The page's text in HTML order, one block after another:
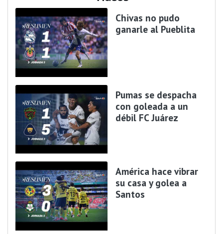
Chivas no pudo
ganarle al Pueblita
Pumas se despacha
con goleada a un
débil FC Juárez
América hace vibrar
su casa y golea a
Santos